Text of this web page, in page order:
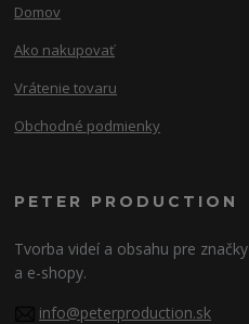
Domov
Ako nakupovať
Vrátenie tovaru
Obchodné podmienky
PETER PRODUCTION
Tvorba videí a obsahu pre značky
a e-shopy.
info@peterproduction.sk